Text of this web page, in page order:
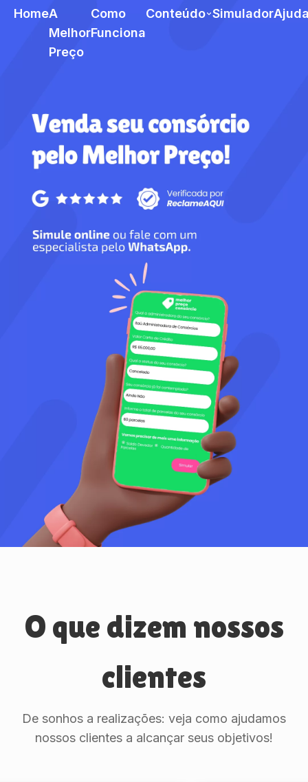
HomeA
Melhor
Preço
Como
Funciona
Conteúdo Simulador
O que dizem nossos
clientes
De sonhos a realizações: veja como ajudamos
nossos clientes a alcançar seus objetivos!